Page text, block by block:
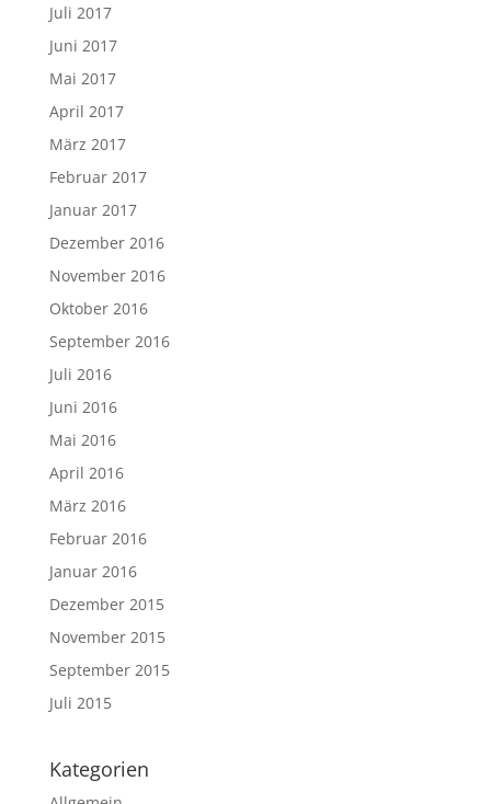
Juli 2017
Juni 2017
Mai 2017
April 2017
März 2017
Februar 2017
Januar 2017
Dezember 2016
November 2016
Oktober 2016
September 2016
Juli 2016
Juni 2016
Mai 2016
April 2016
März 2016
Februar 2016
Januar 2016
Dezember 2015
November 2015
September 2015
Juli 2015
Kategorien